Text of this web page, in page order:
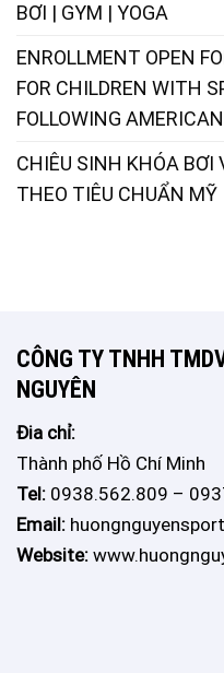
BƠI | GYM | YOGA
ENROLLMENT OPEN
FOR CHILDREN WITH
FOLLOWING
CHIÊU SINH KHÓA
THEO TIÊU CHUẨN MỸ
CÔNG TY TNHH
NGUYÊN
Đia chỉ:
Thành phố Hồ Chí Minh
Tel: 0938.562.809 –
Email:
Website: